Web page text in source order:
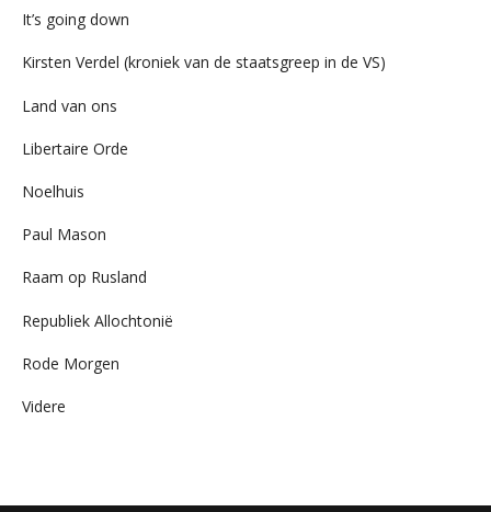
It’s going down
Kirsten Verdel (kroniek van de staatsgreep in de VS)
Land van ons
Libertaire Orde
Noelhuis
Paul Mason
Raam op Rusland
Republiek Allochtonië
Rode Morgen
Videre